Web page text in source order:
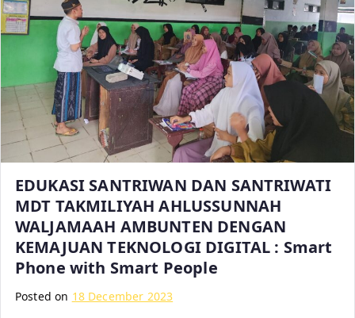
s
a
D
e
p
a
n
T
u
n
t
a
s
EDUKASI SANTRIWAN DAN SANTRIWATI
MDT TAKMILIYAH AHLUSSUNNAH
WALJAMAAH AMBUNTEN DENGAN
KEMAJUAN TEKNOLOGI DIGITAL : Smart
Phone with Smart People
Posted on 18 December 2023